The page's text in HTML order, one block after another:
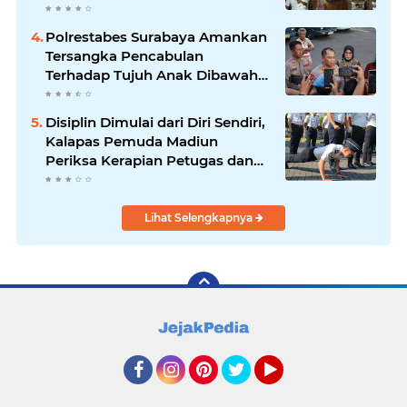
Polrestabes Surabaya Amankan
Tersangka Pencabulan
Terhadap Tujuh Anak Dibawah
Umur
Disiplin Dimulai dari Diri Sendiri,
Kalapas Pemuda Madiun
Periksa Kerapian Petugas dan
Ajak Sarapan Bersama Pererat
Lihat Selengkapnya